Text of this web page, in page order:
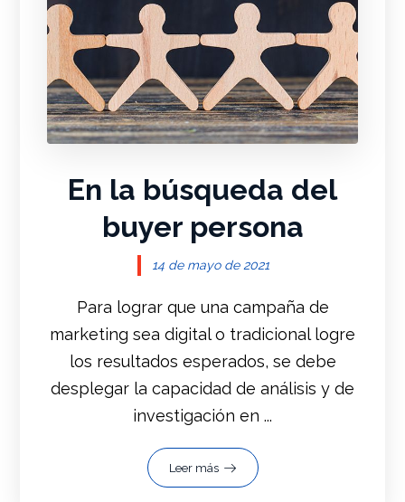
En la búsqueda del
buyer persona
14 de mayo de 2021
Para lograr que una campaña de
marketing sea digital o tradicional logre
los resultados esperados, se debe
desplegar la capacidad de análisis y de
investigación en ...
Leer más